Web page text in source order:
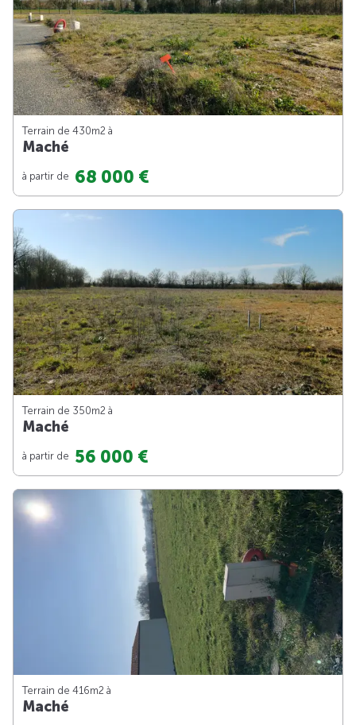
Terrain de 430m2 à
Maché
à partir de 68 000 €
Terrain de 350m2 à
Maché
à partir de 56 000 €
Terrain de 416m2 à
Maché